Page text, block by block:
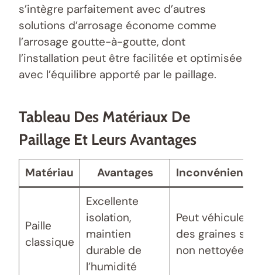
s’intègre parfaitement avec d’autres
solutions d’arrosage économe comme
l’arrosage goutte-à-goutte, dont
l’installation peut être facilitée et optimisée
avec l’équilibre apporté par le paillage.
Tableau Des Matériaux De
Paillage Et Leurs Avantages
Matériau Avantages Inconvénients
Paille
classique
Excellente
isolation,
maintien
durable de
l’humidité
Peut véhiculer
des graines si
non nettoyée